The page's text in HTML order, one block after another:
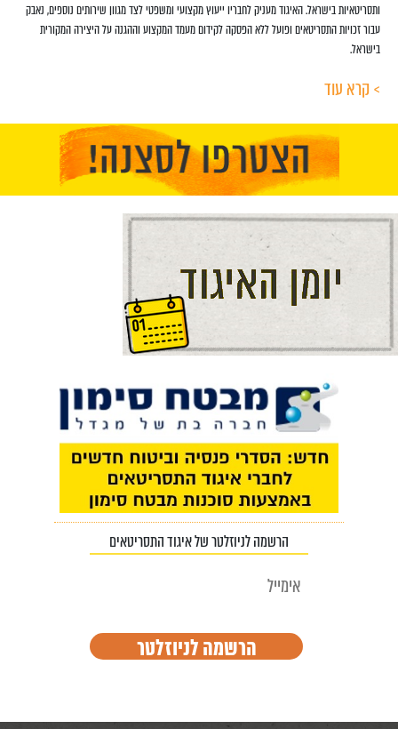
ותסריטאיות בישראל. האיגוד מעניק לחבריו ייעוץ מקצועי ומשפטי לצד מגוון שירותים נוספים, נאבק
עבור זכויות התסריטאים ופועל ללא הפסקה לקידום מעמד המקצוע וההגנה על היצירה המקורית
בישראל.
> קרא עוד
הרשמה לניוזלטר של איגוד התסריטאים